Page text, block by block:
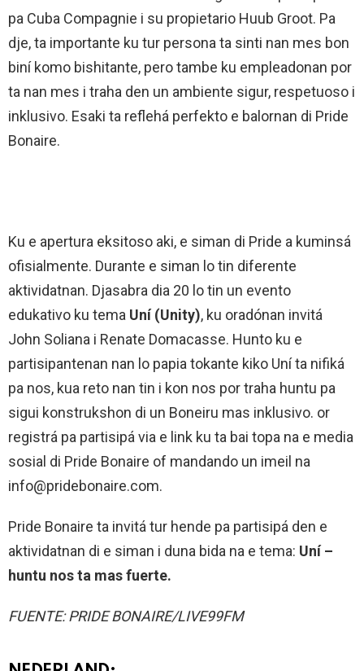
pa Cuba Compagnie i su propietario Huub Groot. Pa
dje, ta importante ku tur persona ta sinti nan mes bon
biní komo bishitante, pero tambe ku empleadonan por
ta nan mes i traha den un ambiente sigur, respetuoso i
inklusivo. Esaki ta reflehá perfekto e balornan di Pride
Bonaire.
Ku e apertura eksitoso aki, e siman di Pride a kuminsá
ofisialmente. Durante e siman lo tin diferente
aktividatnan. Djasabra dia 20 lo tin un evento
edukativo ku tema Uní (Unity), ku oradónan invitá
John Soliana i Renate Domacasse. Hunto ku e
partisipantenan nan lo papia tokante kiko Uní ta nifiká
pa nos, kua reto nan tin i kon nos por traha huntu pa
sigui konstrukshon di un Boneiru mas inklusivo. or
registrá pa partisipá via e link ku ta bai topa na e media
sosial di Pride Bonaire of mandando un imeil na
info@pridebonaire.com.
Pride Bonaire ta invitá tur hende pa partisipá den e
aktividatnan di e siman i duna bida na e tema: Uní –
huntu nos ta mas fuerte.
FUENTE: PRIDE BONAIRE/LIVE99FM